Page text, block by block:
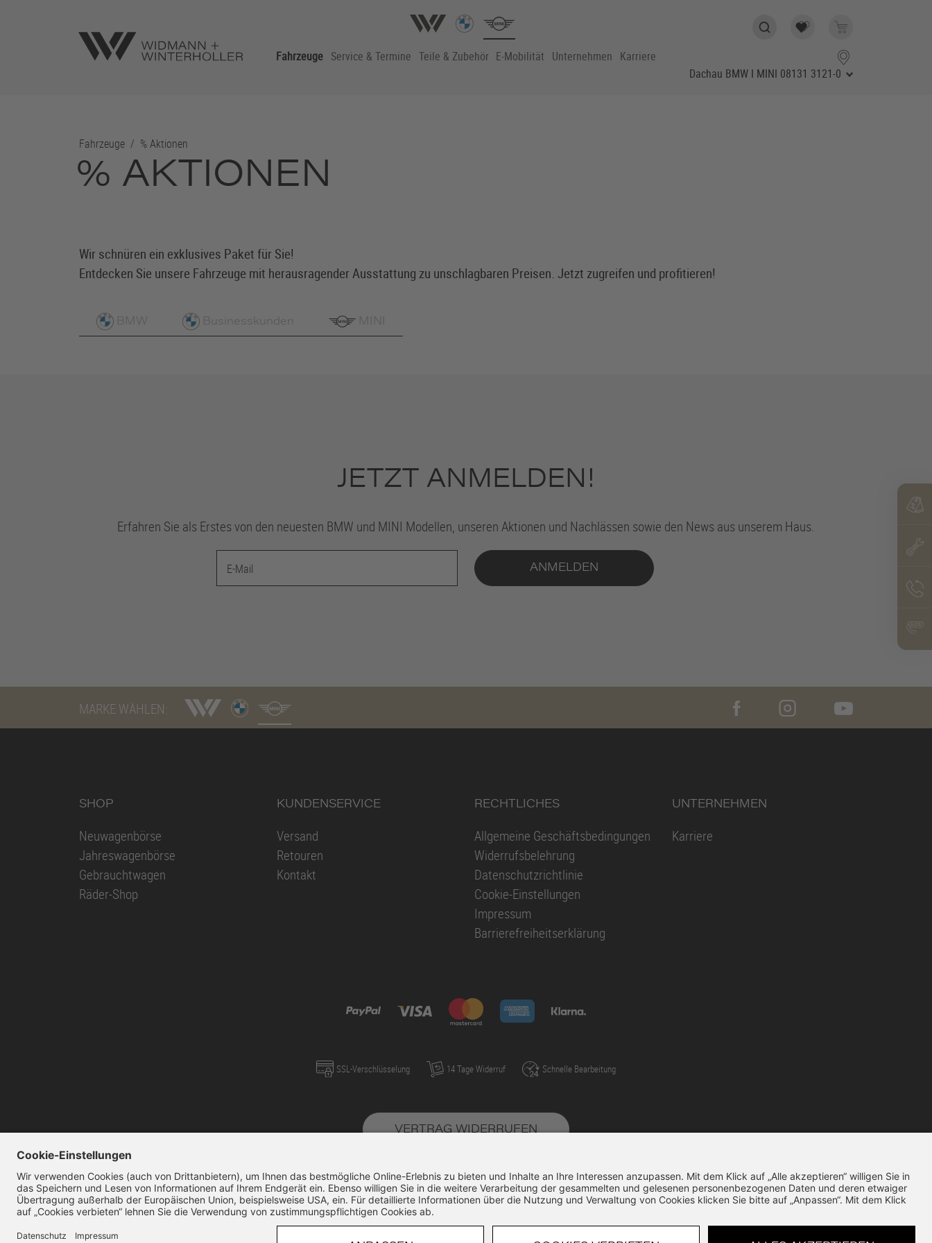
Fahrzeuge Service & Termine Teile & Zubehör E-Mobilität Unternehmen Karriere
Dachau BMW I MINI 08131 3121-0
Fahrzeuge / % Aktionen
% AKTIONEN
Wir schnüren ein exklusives Paket für Sie!
Entdecken Sie unsere Fahrzeuge mit herausragender Ausstattung zu unschlagbaren Preisen. Jetzt zugreifen und profitieren!
JETZT ANMELDEN!
Erfahren Sie als Erstes von den neuesten BMW und MINI Modellen, unseren Aktionen und Nachlässen sowie den News aus unserem Haus.
E-Mail ANMELDEN
MARKE WÄHLEN:
SHOP
Neuwagenbörse
Jahreswagenbörse
Gebrauchtwagen
Räder-Shop
KUNDENSERVICE
Versand
Retouren
Kontakt
RECHTLICHES
Allgemeine Geschäftsbedingungen
Widerrufsbelehrung
Datenschutzrichtlinie
Cookie-Einstellungen
Impressum
Barrierefreiheitserklärung
UNTERNEHMEN
Karriere
SSL-Verschlüsselung 14 Tage Widerruf Schnelle Bearbeitung
VERTRAG WIDERRUFEN